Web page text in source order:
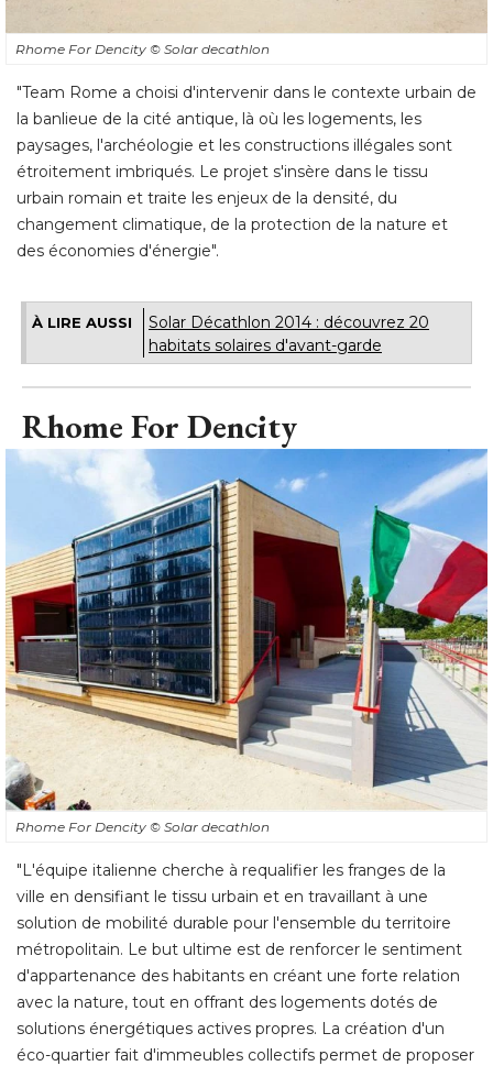
Rhome For Dencity © Solar decathlon
"Team Rome a choisi d'intervenir dans le contexte urbain de
la banlieue de la cité antique, là où les logements, les
paysages, l'archéologie et les constructions illégales sont
étroitement imbriqués. Le projet s'insère dans le tissu
urbain romain et traite les enjeux de la densité, du
changement climatique, de la protection de la nature et
des économies d'énergie".
À LIRE AUSSI
Solar Décathlon 2014 : découvrez 20
habitats solaires d'avant-garde
Rhome For Dencity
Rhome For Dencity © Solar decathlon
"L'équipe italienne cherche à requalifier les franges de la
ville en densifiant le tissu urbain et en travaillant à une
solution de mobilité durable pour l'ensemble du territoire
métropolitain. Le but ultime est de renforcer le sentiment
d'appartenance des habitants en créant une forte relation
avec la nature, tout en offrant des logements dotés de
solutions énergétiques actives propres. La création d'un
éco-quartier fait d'immeubles collectifs permet de proposer